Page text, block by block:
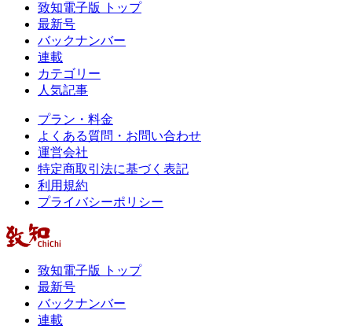
致知電子版 トップ
最新号
バックナンバー
連載
カテゴリー
人気記事
プラン・料金
よくある質問・お問い合わせ
運営会社
特定商取引法に基づく表記
利用規約
プライバシーポリシー
致知電子版 トップ
最新号
バックナンバー
連載